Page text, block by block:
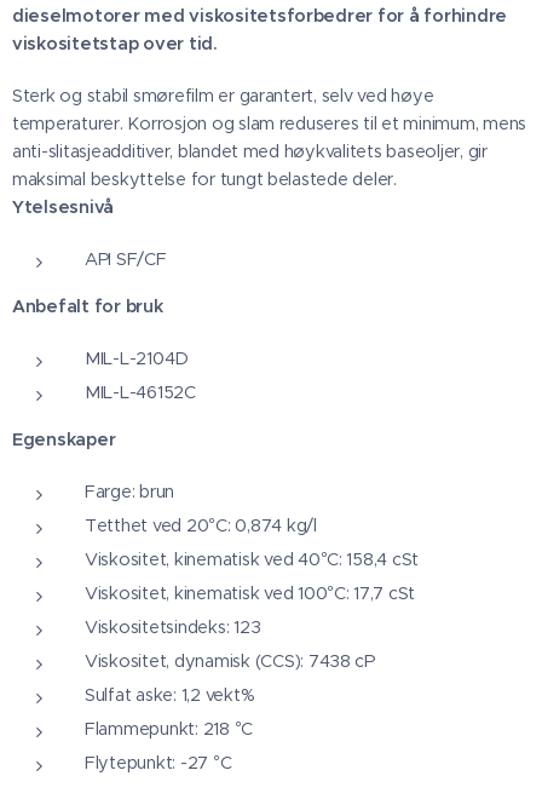
dieselmotorer med viskositetsforbedrer for å forhindre
viskositetstap over tid.
Sterk og stabil smørefilm er garantert, selv ved høye
temperaturer. Korrosjon og slam reduseres til et minimum, mens
anti-slitasjeadditiver, blandet med høykvalitets baseoljer, gir
maksimal beskyttelse for tungt belastede deler.
Ytelsesnivå
API SF/CF
Anbefalt for bruk
MIL-L-2104D
MIL-L-46152C
Egenskaper
Farge: brun
Tetthet ved 20°C: 0,874 kg/l
Viskositet, kinematisk ved 40°C: 158,4 cSt
Viskositet, kinematisk ved 100°C: 17,7 cSt
Viskositetsindeks: 123
Viskositet, dynamisk (CCS): 7438 cP
Sulfat aske: 1,2 vekt%
Flammepunkt: 218 °C
Flytepunkt: -27 °C